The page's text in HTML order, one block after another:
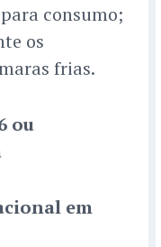
consumo;
os
frias.
ou
em